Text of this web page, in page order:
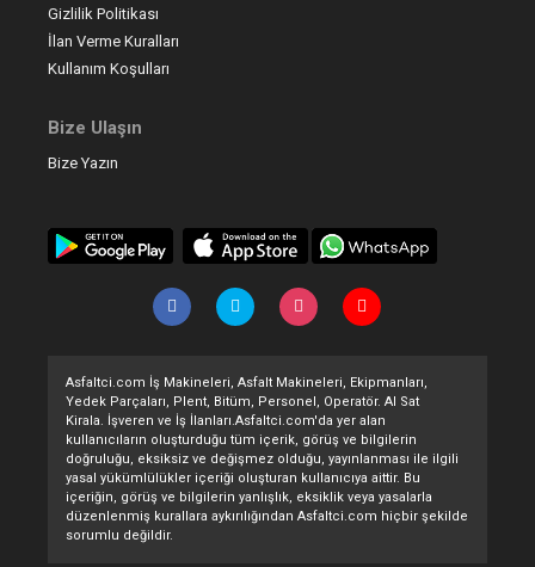
Gizlilik Politikası
İlan Verme Kuralları
Kullanım Koşulları
Bize Ulaşın
Bize Yazın
Asfaltci.com İş Makineleri, Asfalt Makineleri, Ekipmanları,
Yedek Parçaları, Plent, Bitüm, Personel, Operatör. Al Sat
Kirala. İşveren ve İş İlanları.Asfaltci.com'da yer alan
kullanıcıların oluşturduğu tüm içerik, görüş ve bilgilerin
doğruluğu, eksiksiz ve değişmez olduğu, yayınlanması ile ilgili
yasal yükümlülükler içeriği oluşturan kullanıcıya aittir. Bu
içeriğin, görüş ve bilgilerin yanlışlık, eksiklik veya yasalarla
düzenlenmiş kurallara aykırılığından Asfaltci.com hiçbir şekilde
sorumlu değildir.